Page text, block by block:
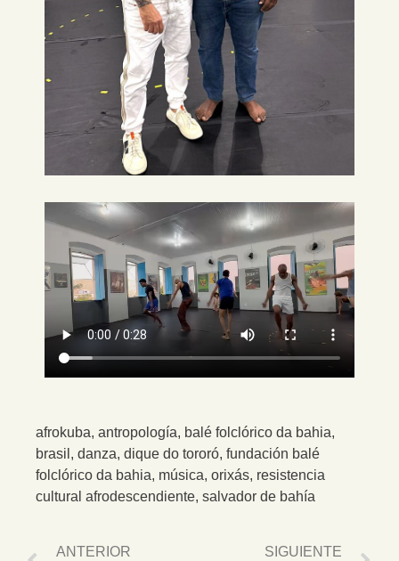
afrokuba, antropología, balé folclórico da bahia,
brasil , danza, dique do tororó, fundación balé
folclórico da bahia, música, orixás, resistencia
cultural afrodescendiente, salvador de bahía
ANTERIOR SIGUIENTE